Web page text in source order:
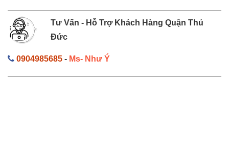
Tư Vấn - Hỗ Trợ Khách Hàng Quận Thủ
Đức
0904985685 - Ms- Như Ý